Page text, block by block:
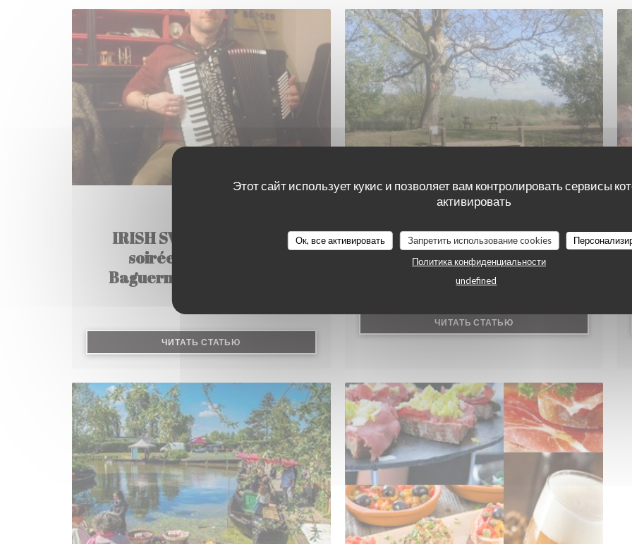
Этот сайт использует кукис и позволяет вам контролировать сервисы
активировать
Ок, все активировать Запретить использование cookies
Политика конфиденциальности
undefined
IRISH SWAMP SESSION -
soirée musicale à la
Baguernette (lien VIDEO)
ЧИТАТЬ СТАТЬЮ
En escute dans le marais de
Saint-Omer
ЧИТАТЬ СТАТЬЮ((ОТКРЫВАЕТСЯ В